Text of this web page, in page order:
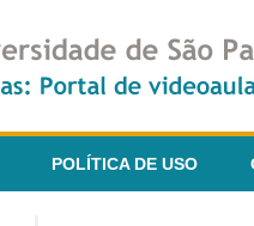
POLÍTICA DE USO